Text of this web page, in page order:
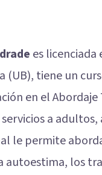
es
(UB), tiene un
en el
a
le permite
los